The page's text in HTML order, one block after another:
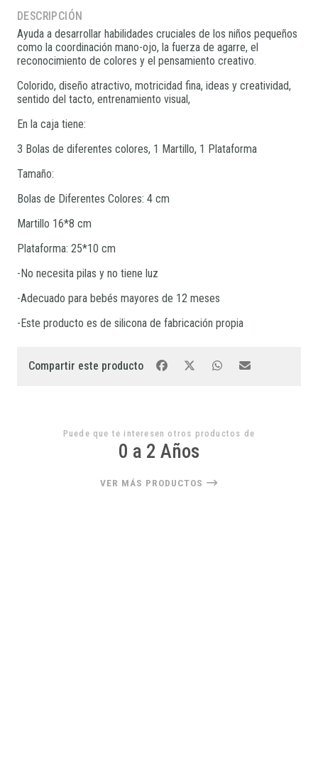
DESCRIPCIÓN
Ayuda a desarrollar habilidades cruciales de los niños pequeños
como la coordinación mano-ojo, la fuerza de agarre, el
reconocimiento de colores y el pensamiento creativo.
Colorido, diseño atractivo, motricidad fina, ideas y creatividad,
sentido del tacto, entrenamiento visual,
En la caja tiene:
3 Bolas de diferentes colores, 1 Martillo, 1 Plataforma
Tamaño:
Bolas de Diferentes Colores: 4 cm
Martillo 16*8 cm
Plataforma: 25*10 cm
-No necesita pilas y no tiene luz
-Adecuado para bebés mayores de 12 meses
-Este producto es de silicona de fabricación propia
Compartir este producto
Puede que te interesen otros productos de
0 a 2 Años
VER MÁS PRODUCTOS